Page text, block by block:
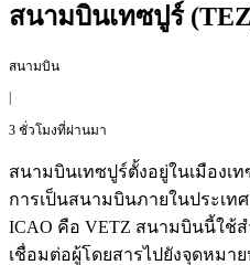
สนามบินเทซปูร์
สนามบิน
|
3 ชั่วโมงที่ผ่านมา
สนามบินเทซปูร์ตั้งอยู่ในเมืองเ
การเป็นสนามบินภายในประเท
ICAO คือ VETZ สนามบินนี้ใช้
เชื่อมต่อผู้โดยสารไปยังจุดหมา